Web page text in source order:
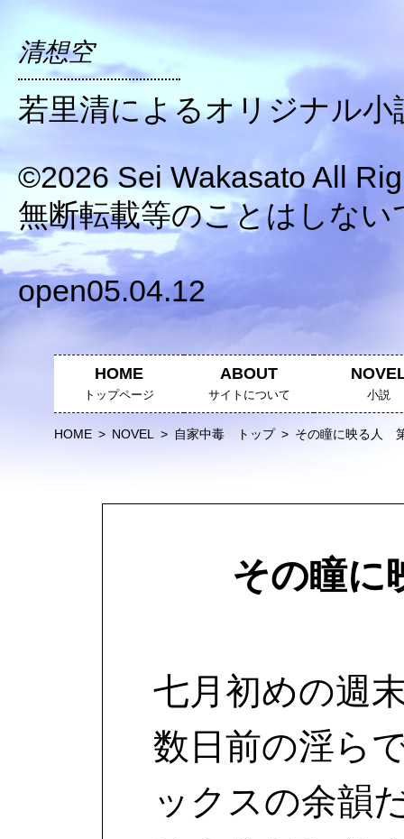
清想空
若里清によるオリジナル小
©2026 Sei Wakasato All
無断転載等のことはしな
open05.04.12
HOME
トップページ
ABOUT
サイトについて 小説
HOME > NOVEL > 自家中毒 トップ > その瞳に映る人
その瞳
七月初めの週
数日前の淫ら
ックスの余韻